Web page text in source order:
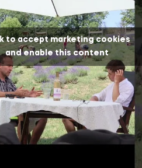
to accept marketing cookies
and enable this content